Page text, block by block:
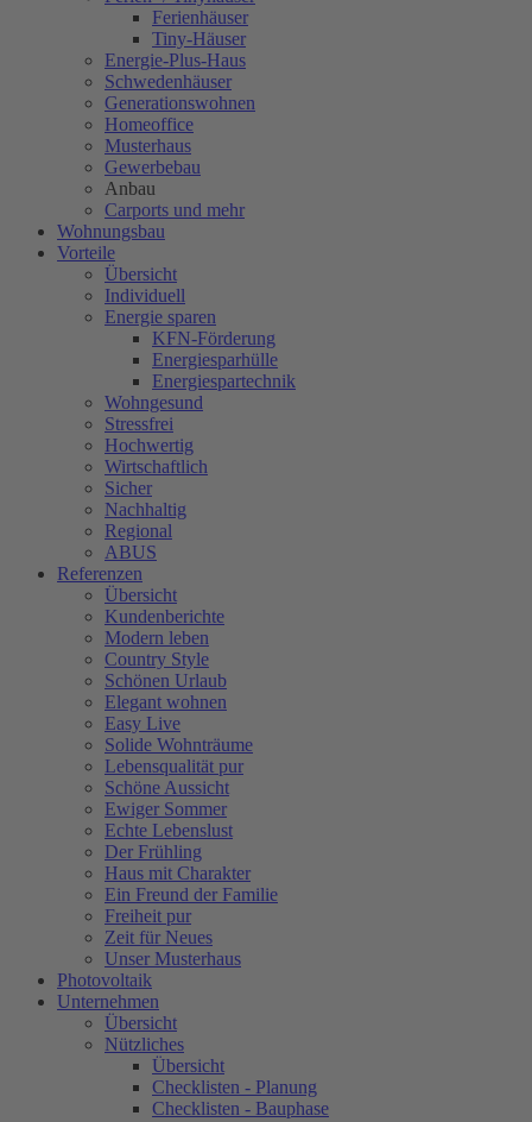
Ferienhäuser
Tiny-Häuser
Energie-Plus-Haus
Schwedenhäuser
Generationswohnen
Homeoffice
Musterhaus
Gewerbebau
Anbau
Carports und mehr
Wohnungsbau
Vorteile
Übersicht
Individuell
Energie sparen
KFN-Förderung
Energiesparhülle
Energiespartechnik
Wohngesund
Stressfrei
Hochwertig
Wirtschaftlich
Sicher
Nachhaltig
Regional
ABUS
Referenzen
Übersicht
Kundenberichte
Modern leben
Country Style
Schönen Urlaub
Elegant wohnen
Easy Live
Solide Wohnträume
Lebensqualität pur
Schöne Aussicht
Ewiger Sommer
Echte Lebenslust
Der Frühling
Haus mit Charakter
Ein Freund der Familie
Freiheit pur
Zeit für Neues
Unser Musterhaus
Photovoltaik
Unternehmen
Übersicht
Nützliches
Übersicht
Checklisten - Planung
Checklisten - Bauphase